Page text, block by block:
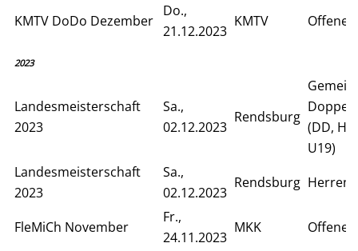
KMTV DoDo Dezember
Do.,
21.12.2023
KMTV
2023
Landesmeisterschaft
2023
Sa.,
02.12.2023
Rendsburg
(DD,
U19)
Landesmeisterschaft
2023
Sa.,
02.12.2023
Rendsburg Herren
FleMiCh November
Fr.,
24.11.2023
MKK